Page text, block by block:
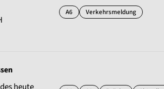
A6 Verkehrsmeldung